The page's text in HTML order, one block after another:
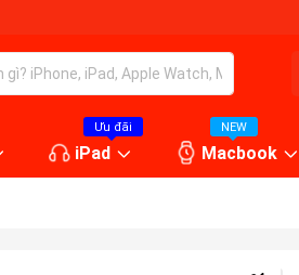
Ưu đãi
iPad
NEW
Macbook